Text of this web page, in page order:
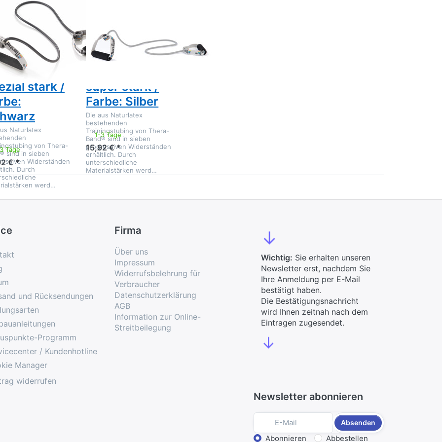
Zu diesem Produkt liegen noch keine Bewertungen vor.
Band®
mit
stark /
Naturlatex
von Thera-
sind in sieben
Widerständen
Durch
werd…
Tage
€ *
Thera-Band®
Bodytrainer
Tubing mit
super stark /
Farbe: Silber
Die aus Naturlatex
bestehenden
Trainingstubing von Thera-
Band® sind in sieben
progressiven Widerständen
erhältlich. Durch
unterschiedliche
Materialstärken werd…
1-3 Tage
15,92 € *
und Rücksendungen
Programm
/ Kundenhotline
Manager
widerrufen
Firma
Über uns
Impressum
Widerrufsbelehrung für
Verbraucher
Datenschutzerklärung
AGB
Information zur Online-
Streitbeilegung
↓
Wichtig: Sie erhalten unseren
Newsletter erst, nachdem Sie
Ihre Anmeldung per E-Mail
bestätigt haben.
Die Bestätigungsnachricht
wird Ihnen zeitnah nach dem
Eintragen zugesendet.
↓
Newsletter abonnieren
Absenden
Abonnieren Abbestellen